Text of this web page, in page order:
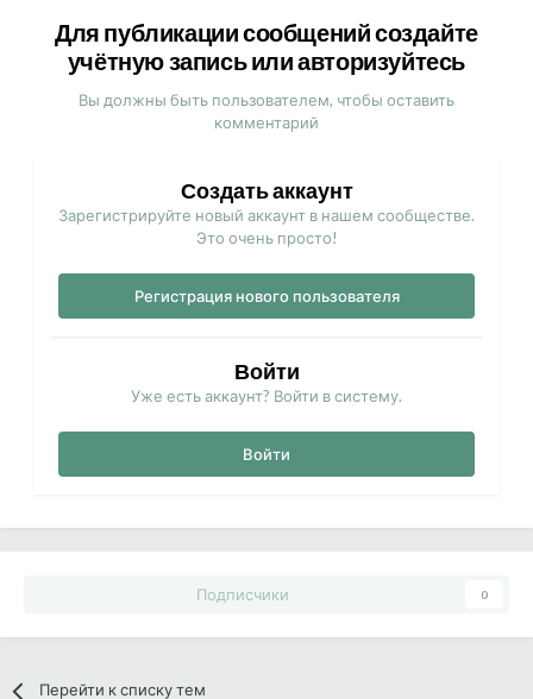
Для публикации сообщений создайте
учётную запись или авторизуйтесь
Вы должны быть пользователем, чтобы оставить
комментарий
Создать аккаунт
Зарегистрируйте новый аккаунт в нашем сообществе.
Это очень просто!
Регистрация нового пользователя
Войти
Уже есть аккаунт? Войти в систему.
Войти
Подписчики 0
Перейти к списку тем